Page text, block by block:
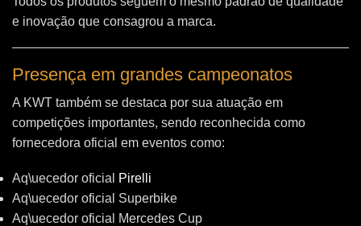
e inovação que consagrou a marca.
Presença em grandes campeonatos
A KWT também se destaca por sua atuação em
competições importantes, sendo reconhecida como
fornecedora oficial em eventos como:
Aq\uecedor oficial
Pirelli
Aq\uecedor oficial Superbike
Aq\uecedor oficial Mercedes Cup